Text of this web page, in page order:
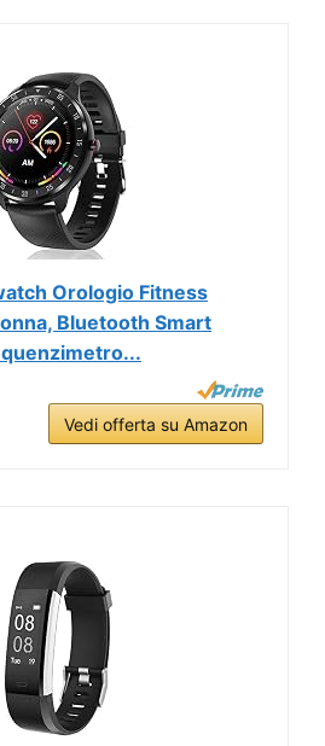
Orologio Fitness
Bluetooth Smart
Vedi offerta su Amazon